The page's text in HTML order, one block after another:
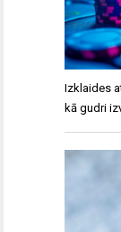
Izklaides
kā gudri